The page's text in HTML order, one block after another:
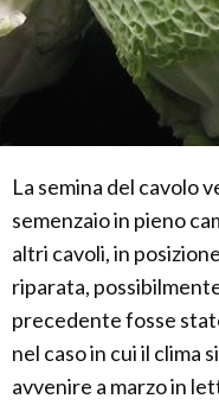
La semina del cavolo
semenzaio in pieno
altri cavoli, in
riparata,
precedente fosse
nel caso in cui il clima
avvenire a marzo in